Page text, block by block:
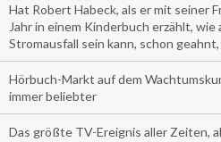
Hat Robert Habeck, als er mit seiner
Jahr in einem Kinderbuch erzählt,
Stromausfall sein kann, schon
Hörbuch-Markt auf dem
immer beliebter
Das größte TV-Ereignis aller Zeiten,